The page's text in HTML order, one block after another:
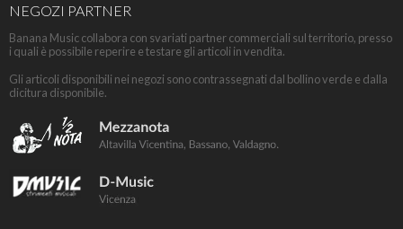
NEGOZI PARTNER
Banana Music collabora con svariati partner commerciali sul territorio, presso
i quali è possibile reperire e testare gli articoli in vendita.
Gli articoli disponibili nei negozi sono contrassegnati dal bollino verde e dalla
dicitura disponibile.